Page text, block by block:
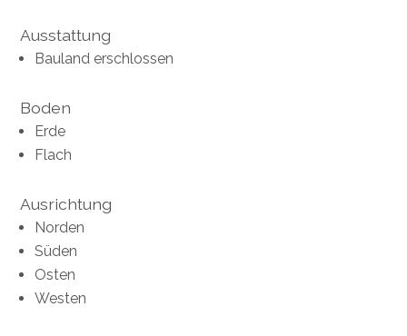
Ausstattung
Bauland erschlossen
Boden
Erde
Flach
Ausrichtung
Norden
Süden
Osten
Westen